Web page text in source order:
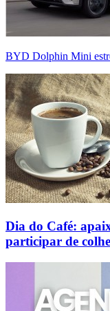
BYD Dolphin Mini
Dia do Café:
participar de